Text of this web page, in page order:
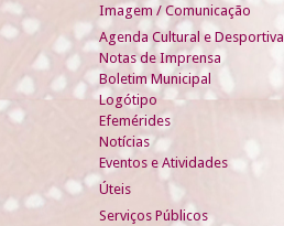
Imagem / Comunicação
Agenda Cultural e Desportiva
Notas de Imprensa
Boletim Municipal
Logótipo
Efemérides
Notícias
Eventos e Atividades
Úteis
Serviços Públicos